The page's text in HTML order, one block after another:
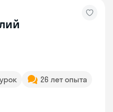
26 лет опыта